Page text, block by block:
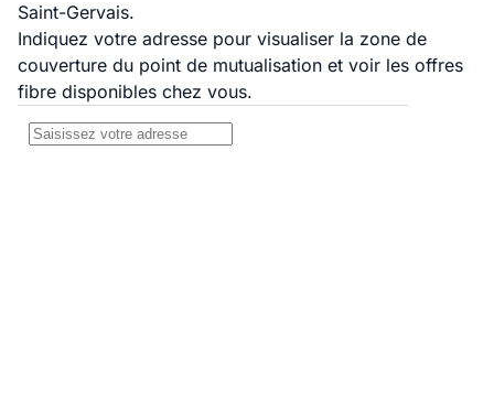
Saint-Gervais.
Indiquez votre adresse pour visualiser la zone de
couverture du point de mutualisation et voir les offres
fibre disponibles chez vous.